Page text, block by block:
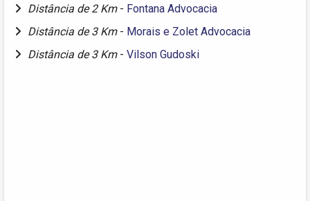
Distância de 2 Km - Fontana Advocacia
Distância de 3 Km - Morais e Zolet Advocacia
Distância de 3 Km - Vilson Gudoski